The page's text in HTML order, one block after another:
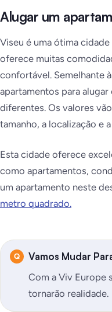
Alugar um
Viseu é uma ótima
oferece muitas
confortável. Semelhante
apartamentos para
diferentes. Os valores
tamanho, a localização e
Esta cidade oferece
como apartamentos,
um apartamento neste
metro quadrado.
Vamos Mudar
Com a Viv Europe
tornarão realidade.